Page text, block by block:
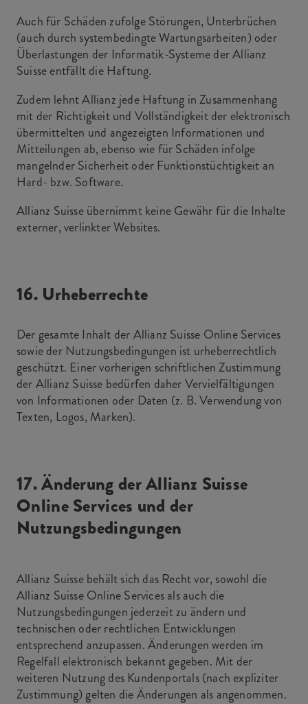
Auch für Schäden zufolge Störungen, Unterbrüchen
(auch durch systembedingte Wartungsarbeiten) oder
Überlastungen der Informatik-Systeme der Allianz
Suisse entfällt die Haftung.
Zudem lehnt Allianz jede Haftung in Zusammenhang
mit der Richtigkeit und Vollständigkeit der elektronisch
übermittelten und angezeigten Informationen und
Mitteilungen ab, ebenso wie für Schäden infolge
mangelnder Sicherheit oder Funktionstüchtigkeit an
Hard- bzw. Software.
Allianz Suisse übernimmt keine Gewähr für die Inhalte
externer, verlinkter Websites.
16. Urheberrechte
Der gesamte Inhalt der Allianz Suisse Online Services
sowie der Nutzungsbedingungen ist urheberrechtlich
geschützt. Einer vorherigen schriftlichen Zustimmung
der Allianz Suisse bedürfen daher Vervielfältigungen
von Informationen oder Daten (z. B. Verwendung von
Texten, Logos, Marken).
17. Änderung der Allianz Suisse
Online Services und der
Nutzungsbedingungen
Allianz Suisse behält sich das Recht vor, sowohl die
Allianz Suisse Online Services als auch die
Nutzungsbedingungen jederzeit zu ändern und
technischen oder rechtlichen Entwicklungen
entsprechend anzupassen. Änderungen werden im
Regelfall elektronisch bekannt gegeben. Mit der
weiteren Nutzung des Kundenportals (nach expliziter
Zustimmung) gelten die Änderungen als angenommen.